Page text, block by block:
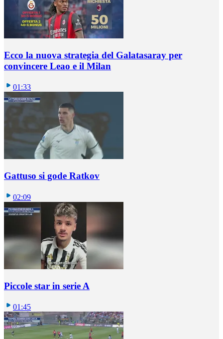
Ecco la nuova strategia del Galatasaray per
convincere Leao e il Milan
01:33
Gattuso si gode Ratkov
02:09
Piccole star in serie A
01:45